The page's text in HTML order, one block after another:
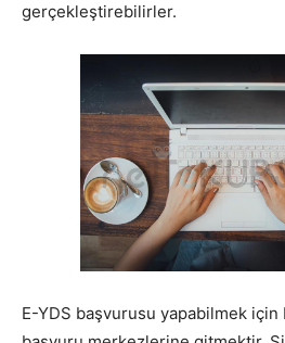
gerçekleştirebilirler.
E-YDS başvurusu yapabilmek